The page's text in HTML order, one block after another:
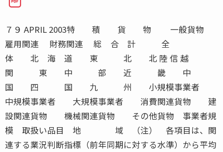
７９ APRIL 2003特 積 貨 物 一般貨物
雇用関連 財務関連 総 合 計 全
体 北 海 道 東 北 北 陸 信 越
関 東 中 部 近 畿 中
国 四 国 九 州 小規模事業者
中規模事業者 大規模事業者 消費関連貨物 建
設関連貨物 機械関連貨物 その他貨物 事業者規
模 取扱い品目 地 域 （注） 各項目は、関
連する業況判断指標（前年同期に対する水準）から平均